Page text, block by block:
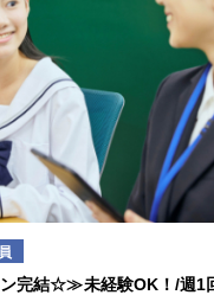
完結☆≫未経験OK！/週1